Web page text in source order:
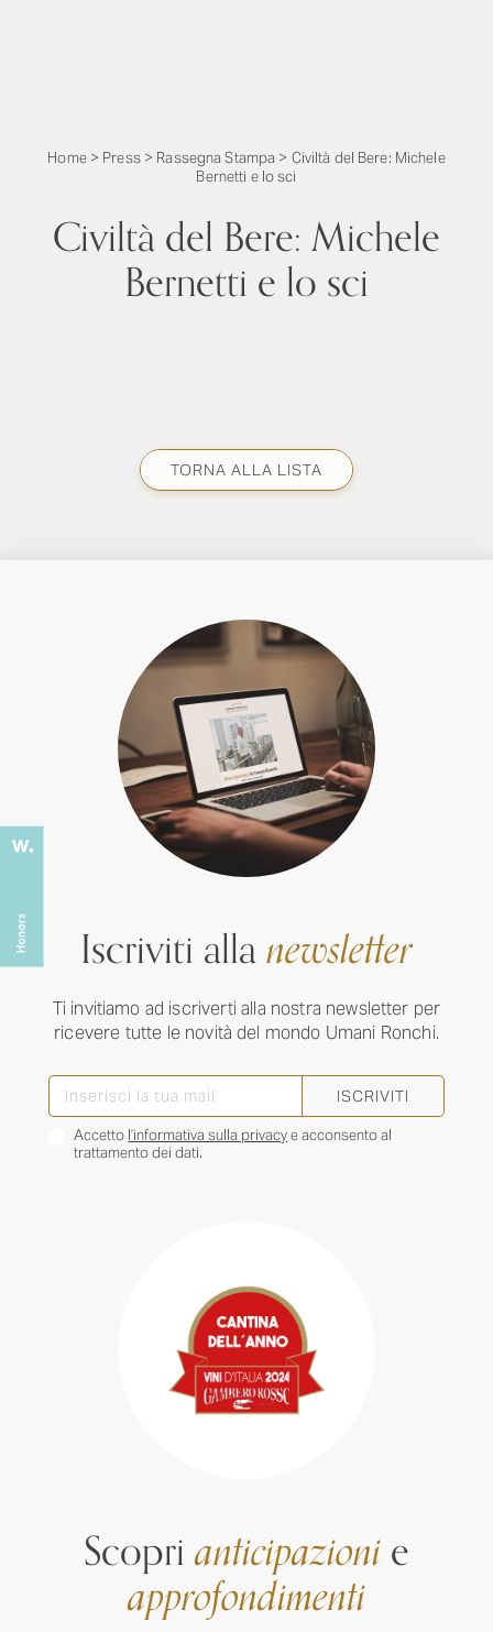
Home> Press> Rassegna Stampa > Civiltà del Bere: Michele
Bernetti e lo sci
Civiltà del Bere: Michele
Bernetti e lo sci
TORNA ALLA LISTA
Iscriviti allanewsletter
Ti invitiamo ad iscriverti alla nostra newsletter per
ricevere tutte le novità del mondo Umani Ronchi.
ISCRIVITI
Accetto l’informativa sulla privacye acconsento al
trattamento dei dati.
Scoprianticipazionie
approfondimenti